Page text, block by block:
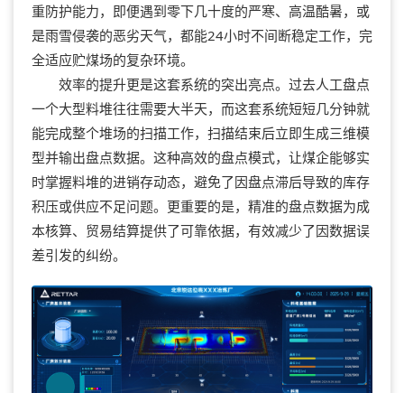
重防护能力，即便遇到零下几十度的严寒、高温酷暑，或
是雨雪侵袭的恶劣天气，都能24小时不间断稳定工作，完
全适应贮煤场的复杂环境。
效率的提升更是这套系统的突出亮点。过去人工盘点
一个大型料堆往往需要大半天，而这套系统短短几分钟就
能完成整个堆场的扫描工作，扫描结束后立即生成三维模
型并输出盘点数据。这种高效的盘点模式，让煤企能够实
时掌握料堆的进销存动态，避免了因盘点滞后导致的库存
积压或供应不足问题。更重要的是，精准的盘点数据为成
本核算、贸易结算提供了可靠依据，有效减少了因数据误
差引发的纠纷。